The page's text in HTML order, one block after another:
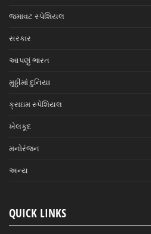
જમાવટ સ્પેશિયલ
સરકાર
આપણું ભારત
મુઠ્ઠીમાં દુનિયા
ક્રાઇમ સ્પેશિયલ
ખેલકૂદ
મનોરંજન
અન્ય
QUICK LINKS